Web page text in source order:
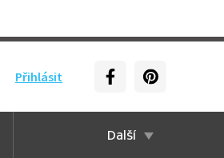
Přihlásit
Další